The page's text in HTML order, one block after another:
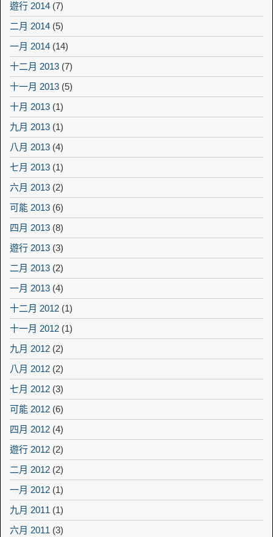
遊行 2014 (7)
二月 2014 (5)
一月 2014 (14)
十二月 2013 (7)
十一月 2013 (5)
十月 2013 (1)
九月 2013 (1)
八月 2013 (4)
七月 2013 (1)
六月 2013 (2)
可能 2013 (6)
四月 2013 (8)
遊行 2013 (3)
二月 2013 (2)
一月 2013 (4)
十二月 2012 (1)
十一月 2012 (1)
九月 2012 (2)
八月 2012 (2)
七月 2012 (3)
可能 2012 (6)
四月 2012 (4)
遊行 2012 (2)
二月 2012 (2)
一月 2012 (1)
九月 2011 (1)
六月 2011 (3)